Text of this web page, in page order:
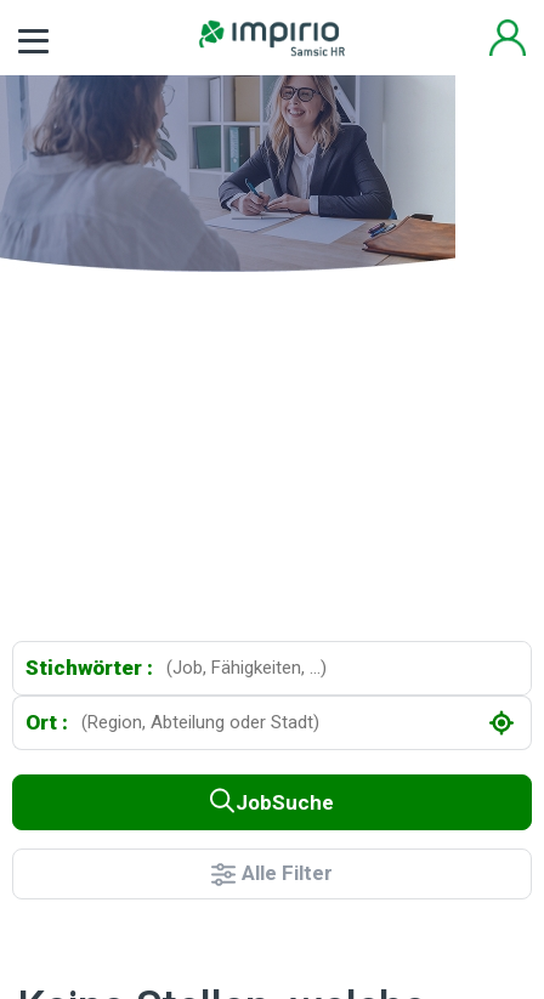
Stichwörter :
Ort :
JobSuche
Alle Filter